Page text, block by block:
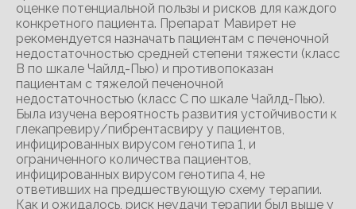
оценке потенциальной пользы и рисков для каждого
конкретного пациента. Препарат Мавирет не
рекомендуется назначать пациентам с печеночной
недостаточностью средней степени тяжести (класс
B по шкале Чайлд-Пью) и противопоказан
пациентам с тяжелой печеночной
недостаточностью (класс C по шкале Чайлд-Пью).
Была изучена вероятность развития устойчивости к
глекапревиру/пибрентасвиру у пациентов,
инфицированных вирусом генотипа 1, и
ограниченного количества пациентов,
инфицированных вирусом генотипа 4, не
ответивших на предшествующую схему терапии.
Как и ожидалось, риск неудачи терапии был выше у